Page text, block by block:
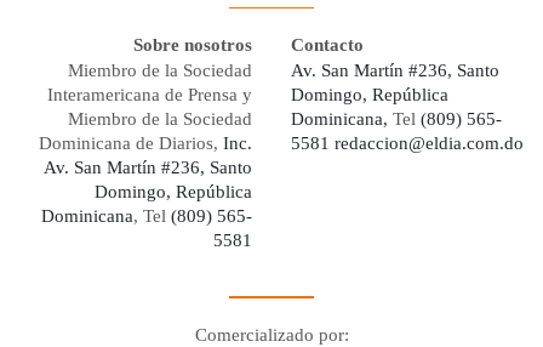
Sobre nosotros
Miembro de la Sociedad
Interamericana de Prensa y
Miembro de la Sociedad
Dominicana de Diarios, Inc.
Av. San Martín #236, Santo
Domingo, República
Dominicana, Tel (809) 565-
5581
Contacto
Av. San Martín #236, Santo
Domingo, República
Dominicana, Tel (809) 565-
5581 redaccion@eldia.com.do
Comercializado por: